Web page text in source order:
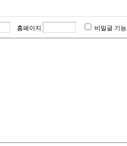
홈페이지 비밀글 기능